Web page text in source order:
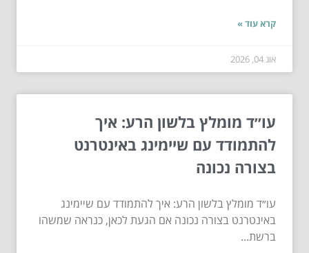
קרא עוד »
אוג 04, 2026
עו״ד מומלץ בלשון הרע: איך
להתמודד עם שיימינג באינטרנט
בצורה נכונה
עו״ד מומלץ בלשון הרע: איך להתמודד עם שיימינג
באינטרנט בצורה נכונה אם הגעת לכאן, כנראה שמשהו
ברשת...